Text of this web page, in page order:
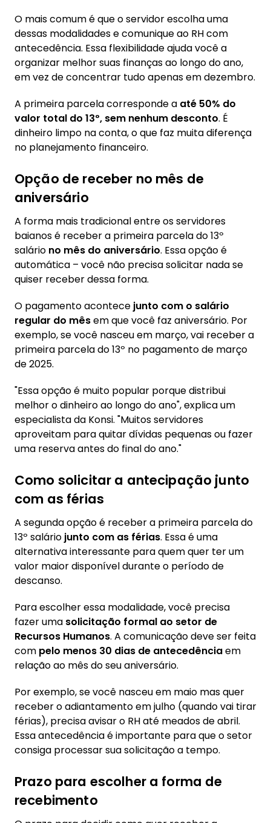
O mais comum é que o servidor escolha uma
dessas modalidades e comunique ao RH com
antecedência. Essa flexibilidade ajuda você a
organizar melhor suas finanças ao longo do ano,
em vez de concentrar tudo apenas em dezembro.
A primeira parcela corresponde a até 50% do
valor total do 13º, sem nenhum desconto. É
dinheiro limpo na conta, o que faz muita diferença
no planejamento financeiro.
Opção de receber no mês de
aniversário
A forma mais tradicional entre os servidores
baianos é receber a primeira parcela do 13º
salário no mês do aniversário. Essa opção é
automática – você não precisa solicitar nada se
quiser receber dessa forma.
O pagamento acontece junto com o salário
regular do mêsem que você faz aniversário. Por
exemplo, se você nasceu em março, vai receber a
primeira parcela do 13º no pagamento de março
de 2025.
"Essa opção é muito popular porque distribui
melhor o dinheiro ao longo do ano", explica um
especialista da Konsi. "Muitos servidores
aproveitam para quitar dívidas pequenas ou fazer
uma reserva antes do final do ano."
Como solicitar a antecipação junto
com as férias
A segunda opção é receber a primeira parcela do
13º salário junto com as férias. Essa é uma
alternativa interessante para quem quer ter um
valor maior disponível durante o período de
descanso.
Para escolher essa modalidade, você precisa
fazer uma solicitação formal ao setor de
Recursos Humanos. A comunicação deve ser feita
com pelo menos 30 dias de antecedênciaem
relação ao mês do seu aniversário.
Por exemplo, se você nasceu em maio mas quer
receber o adiantamento em julho (quando vai tirar
férias), precisa avisar o RH até meados de abril.
Essa antecedência é importante para que o setor
consiga processar sua solicitação a tempo.
Prazo para escolher a forma de
recebimento